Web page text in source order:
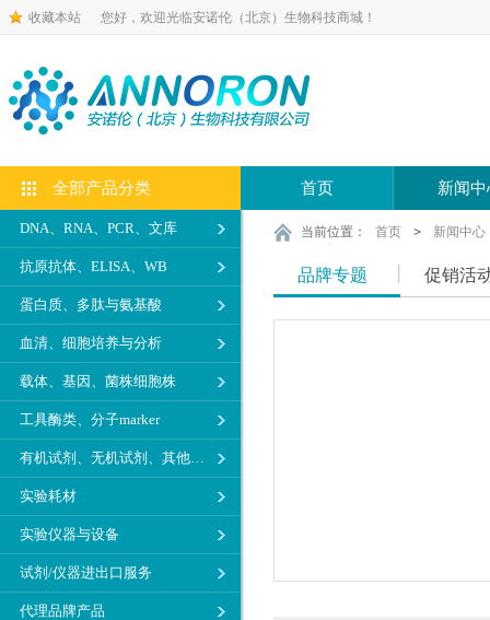
收藏本站 您好，欢迎光临安诺伦（北京）生物科技商城！
全部产品分类
DNA、RNA、PCR、文库
抗原抗体、ELISA、WB
蛋白质、多肽与氨基酸
血清、细胞培养与分析
载体、基因、菌株细胞株
工具酶类、分子marker
有机试剂、无机试剂、其他生化试剂
实验耗材
实验仪器与设备
试剂/仪器进出口服务
代理品牌产品
首页 新闻中
当前位置： 首页 > 新闻中心
品牌专题 促销活